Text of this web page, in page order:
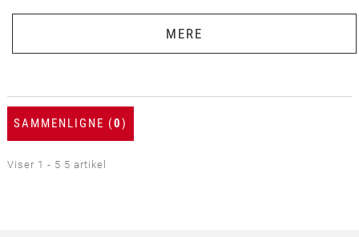
MERE
SAMMENLIGNE (0)
Viser 1 - 5 5 artikel